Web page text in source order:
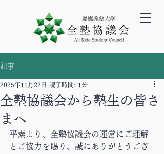
記事
全塾協議会から塾生の皆さ
まへ
2025年11月22日 読了時間: 1分
平素より、全塾協議会の運営にご理解
とご協力を賜り、誠にありがとうござ